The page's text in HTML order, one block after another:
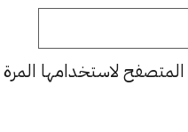
لاستخدامها